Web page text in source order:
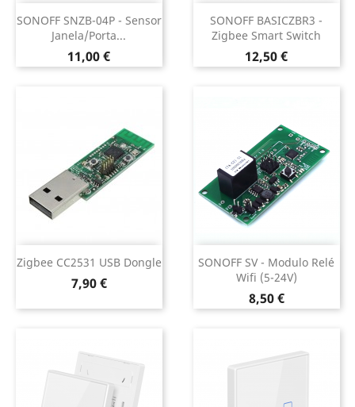
SONOFF SNZB-04P - Sensor
Janela/Porta...
Preço
11,00 €
SONOFF BASICZBR3 -
Zigbee Smart Switch
Preço
12,50 €
Zigbee CC2531 USB Dongle
Preço
7,90 €
SONOFF SV - Modulo Relé
Wifi (5-24V)
Preço
8,50 €